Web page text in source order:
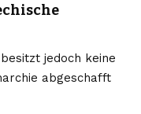
jedoch keine
abgeschafft